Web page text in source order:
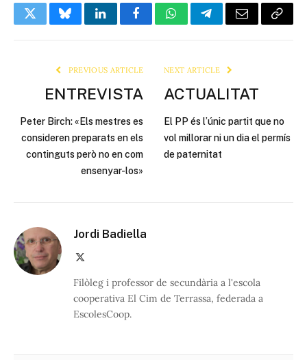
TwitterBlueskyLinkedInFacebookWhatsAppTelegramEmail Copy
PREVIOUS ARTICLE
ENTREVISTA
Peter Birch: «Els mestres es
consideren preparats en els
continguts però no en com
ensenyar-los»
NEXT ARTICLE
ACTUALITAT
El PP és l’únic partit que no
vol millorar ni un dia el permís
de paternitat
Jordi Badiella
Filòleg i professor de secundària a l'escola
cooperativa El Cim de Terrassa, federada a
EscolesCoop.